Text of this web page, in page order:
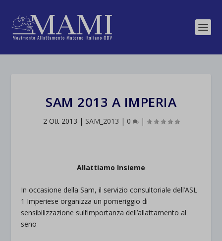
SAM 2013 A IMPERIA
2 Ott 2013 | SAM_2013 | 0 |
Allattiamo Insieme
In occasione della Sam, il servizio consultoriale dell’ASL
1 Imperiese organizza un pomeriggio di
sensibilizzazione sull’importanza dell’allattamento al
seno